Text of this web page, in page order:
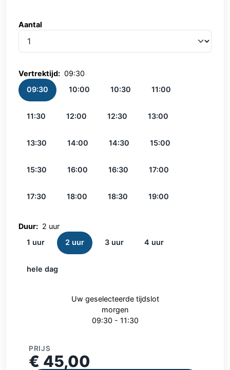
Aantal
Vertrektijd: 09:30
09:30
10:00 10:30 11:00
11:30 12:00 12:30 13:00
13:30 14:00 14:30 15:00
15:30 16:00 16:30 17:00
17:30 18:00 18:30 19:00
Duur: 2 uur
1 uur
2 uur 3 uur 4 uur
hele dag
Uw geselecteerde tijdslot
morgen
09:30 - 11:30
PRIJS
€ 45,00